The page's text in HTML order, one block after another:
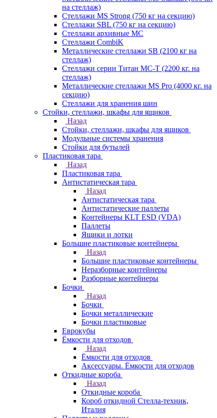
на стеллаж)
Стеллажи MS Strong (750 кг на секцию)
Стеллажи SBL (750 кг на секцию)
Стеллажи архивные МС
Стеллажи CombiK
Металлические стеллажи SB (2100 кг на
стеллаж)
Стеллажи серии Титан МС-Т (2200 кг. на
стеллаж)
Металлические стеллажи MS Pro (4000 кг. на
секцию)
Стеллажи для хранения шин
Стойки, стеллажи, шкафы для ящиков
Назад
Стойки, стеллажи, шкафы для ящиков
Модульные системы хранения
Стойки для бутылей
Пластиковая тара
Назад
Пластиковая тара
Антистатическая тара
Назад
Антистатическая тара
Антистатические паллеты
Контейнеры KLT ESD (VDA)
Паллеты
Ящики и лотки
Большие пластиковые контейнеры
Назад
Большие пластиковые контейнеры
Неразборные контейнеры
Разборные контейнеры
Бочки
Назад
Бочки
Бочки металлические
Бочки пластиковые
Еврокубы
Ёмкости для отходов
Назад
Ёмкости для отходов
Аксессуары. Ёмкости для отходов
Откидные короба
Назад
Откидные короба
Короб откидной Стелла-техник,
Италия